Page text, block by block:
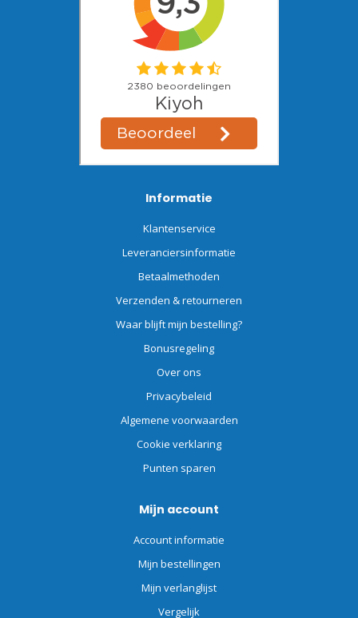
Informatie
Klantenservice
Leveranciersinformatie
Betaalmethoden
Verzenden & retourneren
Waar blijft mijn bestelling?
Bonusregeling
Over ons
Privacybeleid
Algemene voorwaarden
Cookie verklaring
Punten sparen
Mijn account
Account informatie
Mijn bestellingen
Mijn verlanglijst
Vergelijk